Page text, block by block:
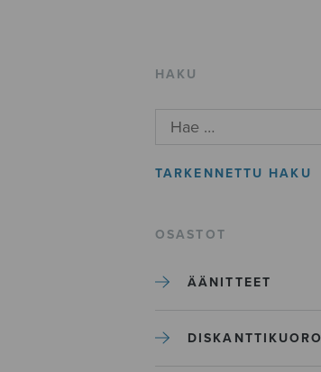
HAKU
TARKENNETTU HAKU
OSASTOT
ÄÄNITTEET
DISKANTTIKUORO